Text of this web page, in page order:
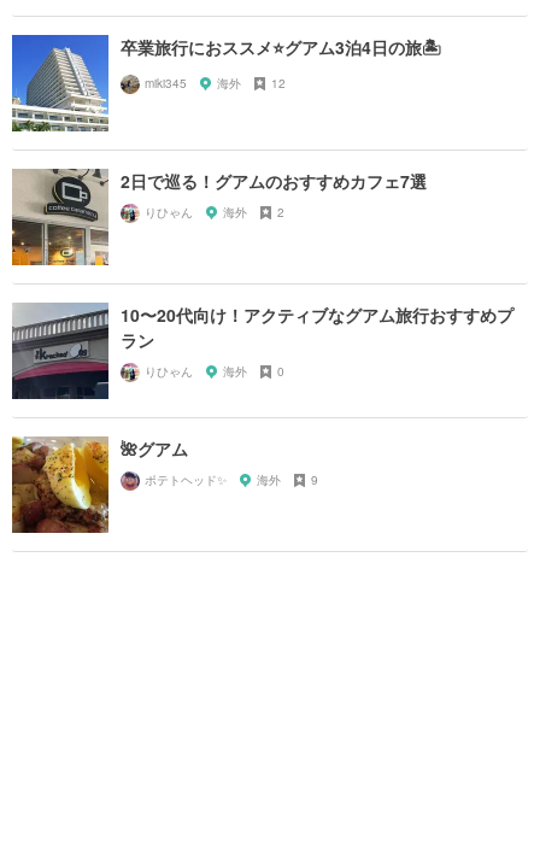
卒業旅行におススメ⭐️グアム3泊4日の旅🏝
miki345 海外 12
2日で巡る！グアムのおすすめカフェ7選
りひゃん 海外 2
10〜20代向け！アクティブなグアム旅行おすすめプ
ラン
りひゃん 海外 0
🌺グアム
ポテトヘッド✨ 海外 9